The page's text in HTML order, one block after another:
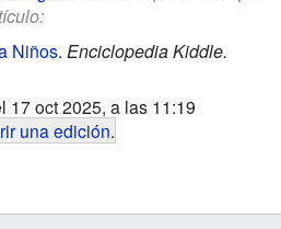
Niños. Enciclopedia Kiddle.
17 oct 2025, a las 11:19
una edición.